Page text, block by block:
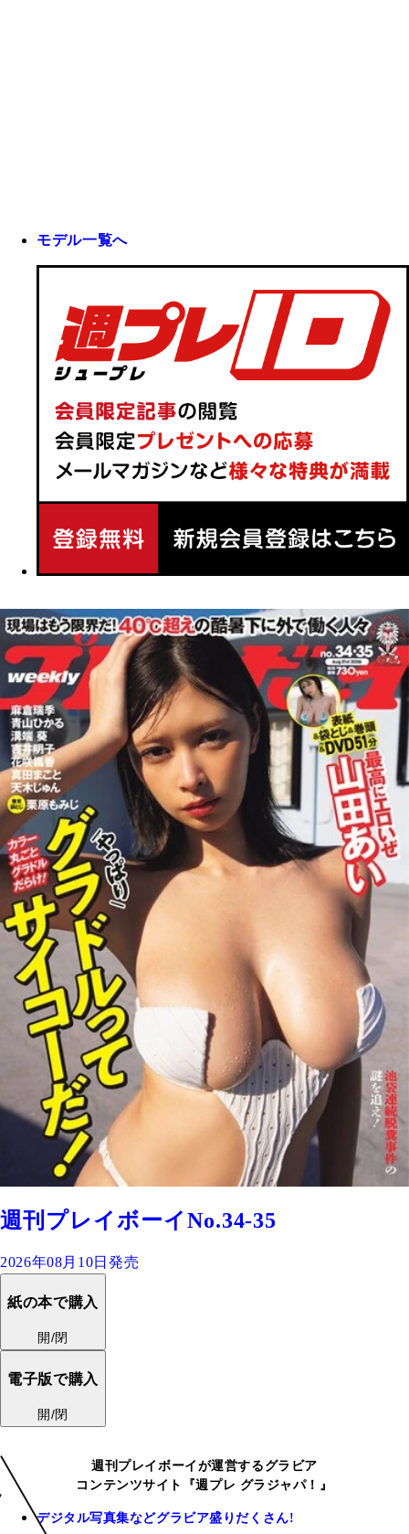
モデル一覧へ
週刊プレイボーイNo.34-35
2026年08月10日発売
紙の本で購入
開/閉
電子版で購入
開/閉
週刊プレイボーイが運営するグラビア
コンテンツサイト『週プレ グラジャパ！』
デジタル写真集などグラビア盛りだくさん!